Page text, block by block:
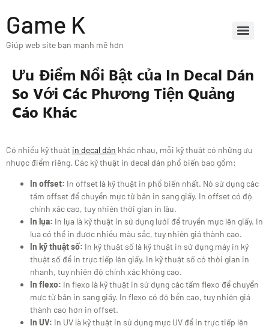
Game K
Giúp web site bạn mạnh mẽ hơn
Ưu Điểm Nổi Bật của In Decal Dán
So Với Các Phương Tiện Quảng
Cáo Khác
Có nhiều kỹ thuật in decal dán khác nhau, mỗi kỹ thuật có những ưu
nhược điểm riêng. Các kỹ thuật in decal dán phổ biến bao gồm:
In offset: In offset là kỹ thuật in phổ biến nhất. Nó sử dụng các
tấm offset để chuyển mực từ bản in sang giấy. In offset có độ
chính xác cao, tuy nhiên thời gian in lâu.
In lụa: In lụa là kỹ thuật in sử dụng lưới để truyền mực lên giấy. In
lụa có thể in được nhiều màu sắc, tuy nhiên giá thành cao.
In kỹ thuật số: In kỹ thuật số là kỹ thuật in sử dụng máy in kỹ
thuật số để in trực tiếp lên giấy. In kỹ thuật số có thời gian in
nhanh, tuy nhiên độ chính xác không cao.
In flexo: In flexo là kỹ thuật in sử dụng các tấm flexo để chuyển
mực từ bản in sang giấy. In flexo có độ bền cao, tuy nhiên giá
thành cao hơn in offset.
In UV: In UV là kỹ thuật in sử dụng mực UV để in trực tiếp lên